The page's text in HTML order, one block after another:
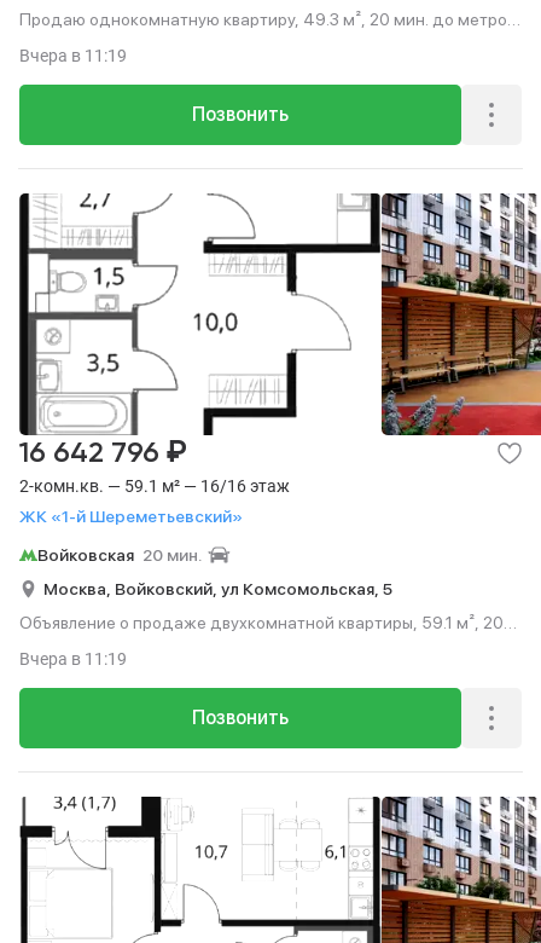
Продаю однокомнатную квартиру, 49.3 м², 20 мин. до метро
Позвонить
Вчера в 11:19
2-комн.кв. — 59.1 м² — 16/16 этаж
ЖК «1-й Шереметьевский»
16 642 796 ₽
Войковская 20 мин.
Москва, Войковский, ул Комсомольская, 5
Объявление о продаже двухкомнатной квартиры, 59.1 м², 20
Позвонить
Вчера в 11:19